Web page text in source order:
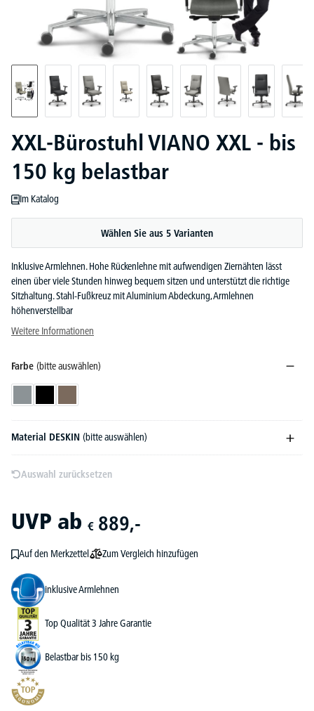
XXL-Bürostuhl VIANO XXL - bis
150 kg belastbar
Im Katalog
Wählen Sie aus 5 Varianten
Inklusive Armlehnen. Hohe Rückenlehne mit aufwendigen Ziernähten lässt
einen über viele Stunden hinweg bequem sitzen und unterstützt die richtige
Sitzhaltung. Stahl-Fußkreuz mit Aluminium Abdeckung, Armlehnen
höhenverstellbar
Weitere Informationen
Farbe (bitte auswählen)
Material DESKIN (bitte auswählen)
Auswahl zurücksetzen
UVP ab € 889,-
Auf den Merkzettel Zum Vergleich hinzufügen
inklusive Armlehnen
Top Qualität 3 Jahre Garantie
Belastbar bis 150 kg